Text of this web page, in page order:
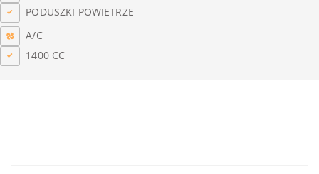
PODUSZKI POWIETRZE
A/C
1400 CC